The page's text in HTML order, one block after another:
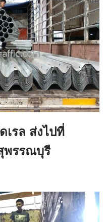
เรล ส่งไปที่
พรรณบุรี